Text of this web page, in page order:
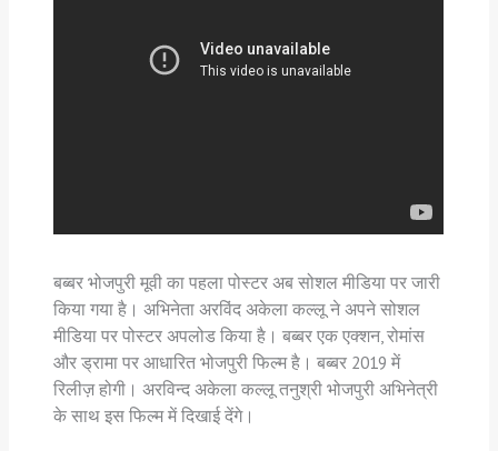
बब्बर भोजपुरी मूवी का पहला पोस्टर अब सोशल मीडिया पर जारी
किया गया है। अभिनेता अरविंद अकेला कल्लू ने अपने सोशल
मीडिया पर पोस्टर अपलोड किया है। बब्बर एक एक्शन, रोमांस
और ड्रामा पर आधारित भोजपुरी फिल्म है। बब्बर 2019 में
रिलीज़ होगी। अरविन्द अकेला कल्लू तनुश्री भोजपुरी अभिनेत्री
के साथ इस फिल्म में दिखाई देंगे।